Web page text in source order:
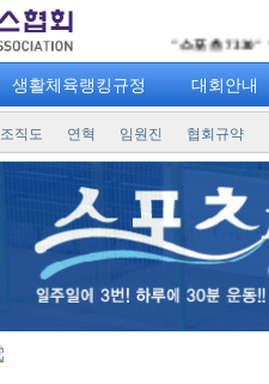
스포츠 7330" 일주일
생활체육랭킹규정 대회안내
조직도 연혁 임원진 협회규약